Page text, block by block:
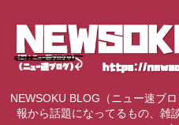
NEWSOKU BLOG（ニュー速ブ
報から話題になってるもの、雑